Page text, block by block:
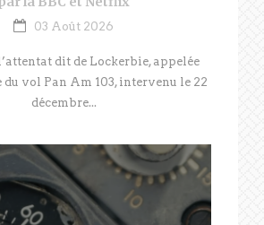
03 Août 2026
dit de Lockerbie, appelée
du vol Pan Am 103, intervenu le 22
décembre...